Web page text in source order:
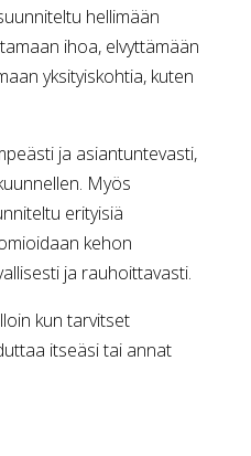
hellimään
ihoa, elvyttämään
yksityiskohtia, kuten
ja asiantuntevasti,
Myös
erityisiä
kehon
ja rauhoittavasti.
kun tarvitset
itseäsi tai annat